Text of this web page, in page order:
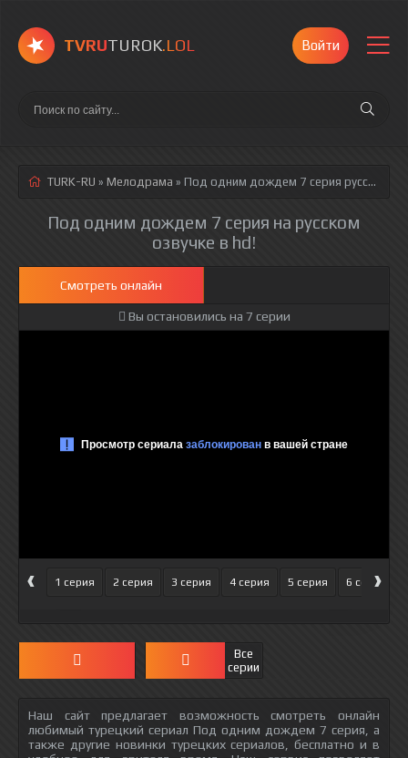
TVRUTUROK.LOL Войти
TURK-RU » Мелодрама » Под одним дождем 7 серия русская озвучка полностью смотреть онлайн!
Под одним дождем 7 серия на русском
озвучке в hd!
Смотреть онлайн
Вы остановились на 7 серии
‹ 1 серия 2 серия 3 серия 4 серия 5 серия 6 серия
›
Все
серии
Наш сайт предлагает возможность смотреть онлайн
любимый турецкий сериал Под одним дождем 7 серия, а
также другие новинки турецких сериалов, бесплатно и в